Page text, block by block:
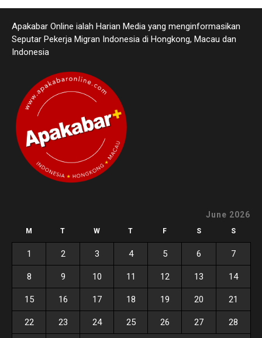
Apakabar Online ialah Harian Media yang menginformasikan
Seputar Pekerja Migran Indonesia di Hongkong, Macau dan
Indonesia
June 2026
M T W T F S S
1 2 3 4 5 6 7
8 9 10 11 12 13 14
15 16 17 18 19 20 21
22 23 24 25 26 27 28